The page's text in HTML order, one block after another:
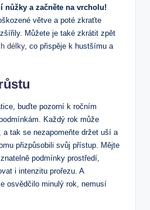
nůžky a začněte na vrcholu!
větve a poté zkraťte
Můžete je také zkrátit zpět
délky, co přispěje k hustšímu a
buďte pozorní k ročním
Každý rok může
tak se nezapomeňte držet uší a
přizpůsobili svůj přístup. Mějte
podmínky prostředí,
i intenzitu prořezu. A
osvědčilo minulý rok, nemusí